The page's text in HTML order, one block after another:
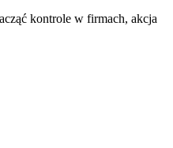
kontrole w firmach, akcja